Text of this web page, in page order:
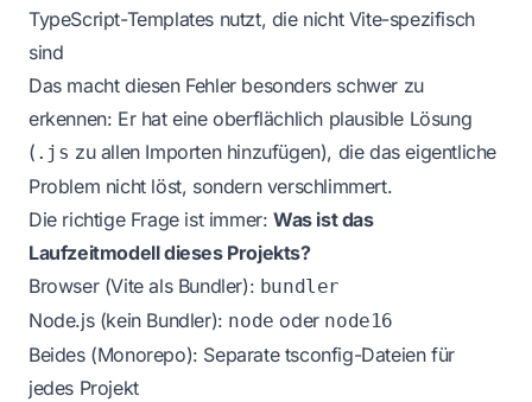
TypeScript-Templates nutzt, die nicht Vite-spezifisch
sind
Das macht diesen Fehler besonders schwer zu
erkennen: Er hat eine oberflächlich plausible Lösung
( .js zu allen Importen hinzufügen), die das eigentliche
Problem nicht löst, sondern verschlimmert.
Die richtige Frage ist immer: Was ist das
Laufzeitmodell dieses Projekts?
Browser (Vite als Bundler): bundler
Node.js (kein Bundler): node oder node16
Beides (Monorepo): Separate tsconfig-Dateien für
jedes Projekt